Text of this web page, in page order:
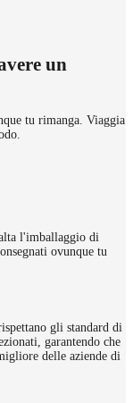
un
tu rimanga. Viaggia
l'imballaggio di
ovunque tu
gli standard di
garantendo che
delle aziende di